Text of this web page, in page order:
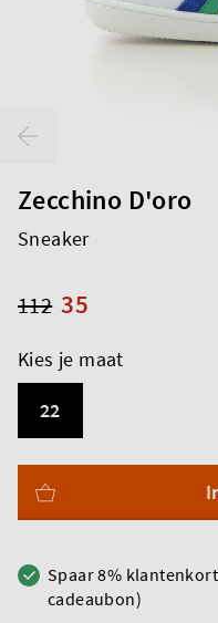
Zecchino D'oro
Sneaker
35
112
Kies je maat
22
Spaar 8%
cadeaubon)